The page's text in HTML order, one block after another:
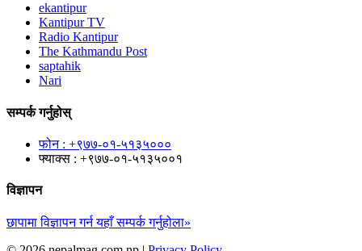
ekantipur
Kantipur TV
Radio Kantipur
The Kathmandu Post
saptahik
Nari
सम्पर्क गर्नुहोस्
फोन : +९७७-०१-५१३५०००
फ्याक्स : +९७७-०१-५१३५००१
विज्ञापन
छापामा विज्ञापन गर्न यहाँ सम्पर्क गर्नुहोला»